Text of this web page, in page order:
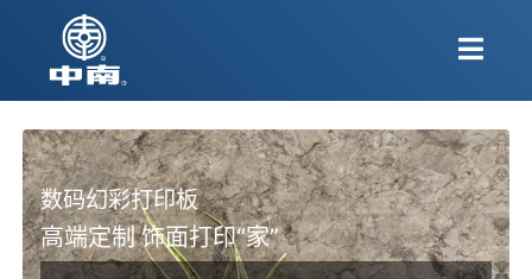
数码幻彩打印板
⾼端定制 饰⾯打印“家”